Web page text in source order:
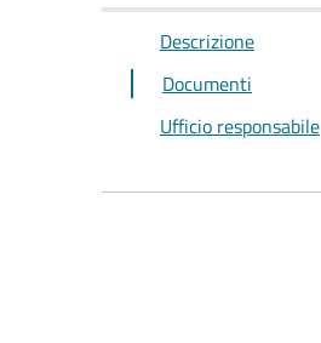
Descrizione
Documenti
Ufficio responsabile